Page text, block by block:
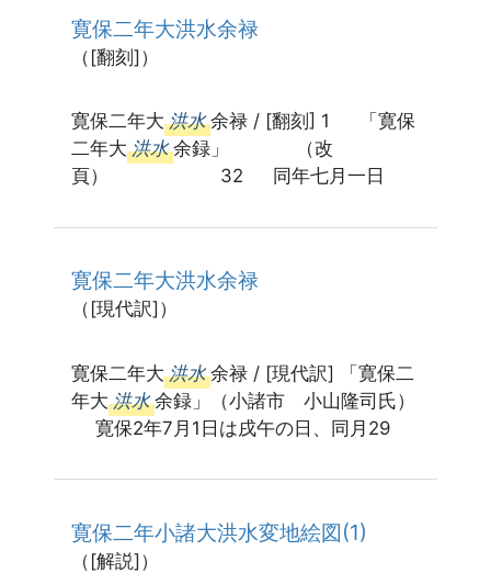
寛保二年大洪水余禄
（[翻刻]）
寛保二年大 洪水 余禄 / [翻刻] 1 「寛保
二年大 洪水 余録」 （改
頁） 32 同年七月一日
寛保二年大洪水余禄
（[現代訳]）
寛保二年大 洪水 余禄 / [現代訳] 「寛保二
年大 洪水 余録」（小諸市 小山隆司氏）
寛保2年7月1日は戌午の日、同月29
寛保二年小諸大洪水変地絵図(1)
（[解説]）